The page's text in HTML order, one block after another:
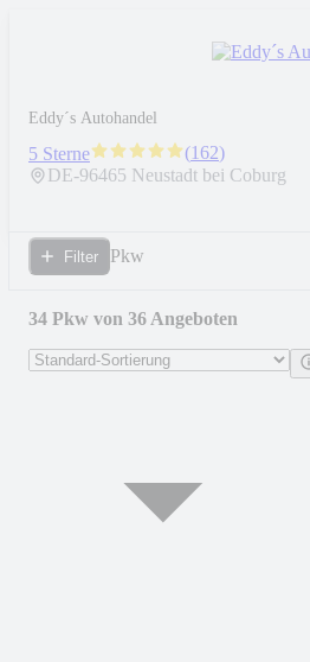
Eddy´s Autohandel
5 Sterne (162)
DE-96465 Neustadt bei Coburg
Filter Pkw
34 Pkw von 36 Angeboten